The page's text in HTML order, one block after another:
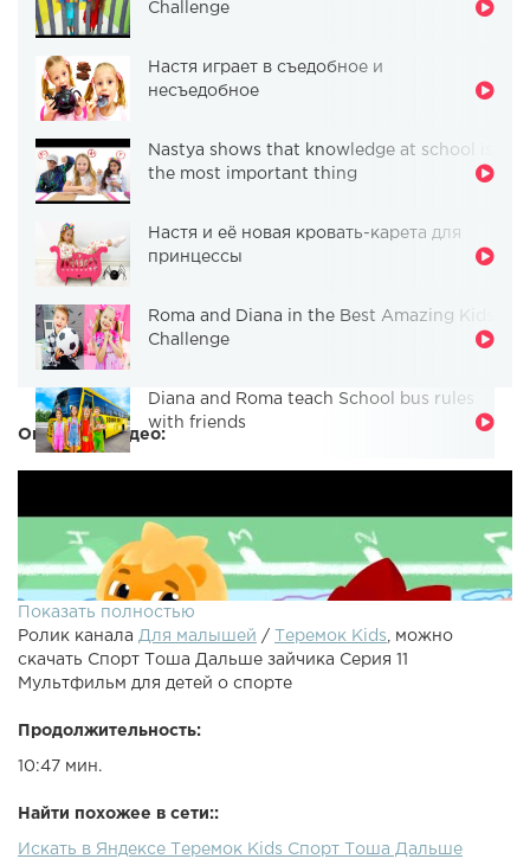
Challenge
Настя играет в съедобное и
несъедобное
Nastya shows that knowledge at school is
the most important thing
Настя и её новая кровать-карета для
принцессы
Roma and Diana in the Best Amazing Kids
Challenge
Diana and Roma teach School bus rules
with friends
Описание видео:
Показать полностью
Ролик канала Для малышей / Теремок Kids , можно
скачать Спорт Тоша Дальше зайчика Серия 11
Мультфильм для детей о спорте
Продолжительность:
10:47 мин.
Найти похожее в сети::
Искать в Яндексе Теремок Kids Спорт Тоша Дальше